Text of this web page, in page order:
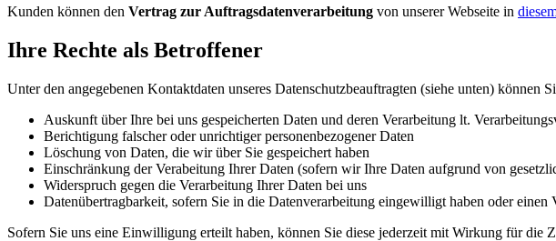
Kunden können den Vertrag zur Auftragsdatenverarbeitung von unserer Webseite in
Ihre Rechte als Betroffener
Unter den angegebenen Kontaktdaten unseres Datenschutzbeauftragten (siehe unten) können
Auskunft über Ihre bei uns gespeicherten Daten und deren Verarbeitung lt.
Berichtigung falscher oder unrichtiger personenbezogener Daten
Löschung von Daten, die wir über Sie gespeichert haben
Einschränkung der Verabeitung Ihrer Daten (sofern wir Ihre Daten aufgrund von
Widerspruch gegen die Verarbeitung Ihrer Daten bei uns
Datenübertragbarkeit, sofern Sie in die Datenverarbeitung eingewilligt haben oder einen
Sofern Sie uns eine Einwilligung erteilt haben, können Sie diese jederzeit mit Wirkung für die